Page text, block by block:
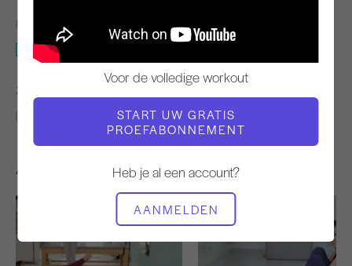
Voor de volledige workout
START UW GRATIS
PROEFABONNEMENT
Heb je al een account?
AANMELDEN
BENODIGDE APPARATUUR
Mat met magische cirkel
ZOEK VERGELIJKBARE LESSEN VOOR
30 - 40 min Mat met magische cirkel
Andere workouts die je misschien leuk vindt